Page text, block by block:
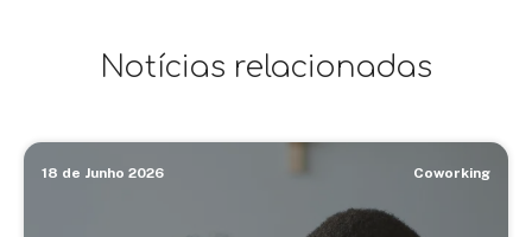
Notícias relacionadas
18 de Junho 2026 Coworking